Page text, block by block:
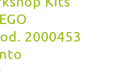
2000453
El